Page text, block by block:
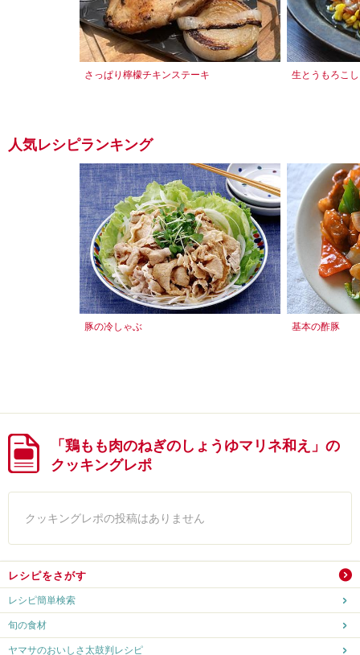
さっぱり檸檬チキンステーキ 生とうもろこ
人気レシピランキング
豚の冷しゃぶ 基本の酢豚
「鶏もも肉のねぎのしょうゆマリネ和え」の
クッキングレポ
クッキングレポの投稿はありません
レシピをさがす
レシピ簡単検索
旬の食材
ヤマサのおいしさ太鼓判レシピ